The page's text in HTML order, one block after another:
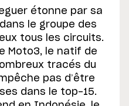
étonne par sa
le groupe des
tous les circuits.
Moto3, le natif de
tracés du
pas d’être
dans le top-15.